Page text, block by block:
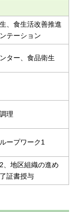
、食生活改善推進
ンテーション
ター、食品衛生
理
ープワーク1
、地区組織の進め
証書授与